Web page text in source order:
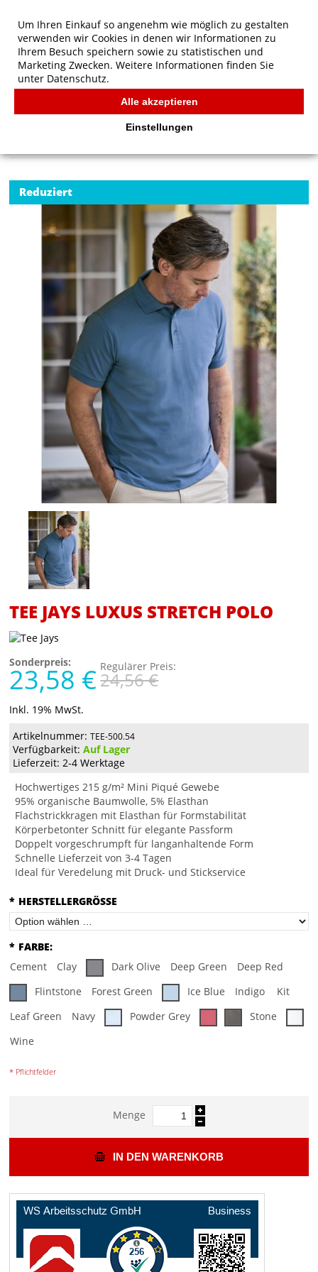
Tee Jays Luxus Stretch Polo
Reduziert
TEE JAYS LUXUS STRETCH POLO
Sonderpreis:
23,58 € Regulärer Preis:
24,56 €
Inkl. 19% MwSt.
Artikelnummer: TEE-500.54
Verfügbarkeit:Auf Lager
Lieferzeit: 2-4 Werktage
Hochwertiges 215 g/m² Mini Piqué Gewebe
95% organische Baumwolle, 5% Elasthan
Flachstrickkragen mit Elasthan für Formstabilität
Körperbetonter Schnitt für elegante Passform
Doppelt vorgeschrumpft für langanhaltende Form
Schnelle Lieferzeit von 3-4 Tagen
Ideal für Veredelung mit Druck- und Stickservice
* HERSTELLERGRÖSSE
* FARBE:
Cement
Clay Dark Olive Deep Green
Deep Red
Flintstone
Forest Green Ice Blue Indigo
Kit
Leaf Green
Navy Powder Grey
Stone
Wine
* Pflichtfelder
Menge
IN DEN WARENKORB
Um Ihren Einkauf so angenehm wie möglich zu gestalten
verwenden wir Cookies in denen wir Informationen zu
Ihrem Besuch speichern sowie zu statistischen und
Marketing Zwecken. Weitere Informationen finden Sie
unter Datenschutz.
Alle akzeptieren
Einstellungen